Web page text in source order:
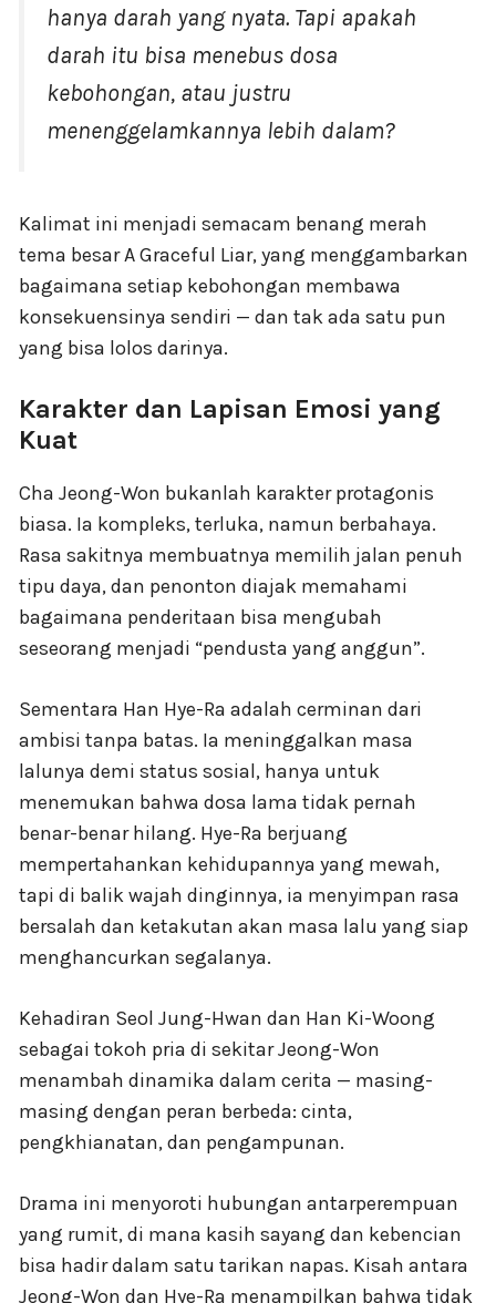
hanya darah yang nyata. Tapi apakah
darah itu bisa menebus dosa
kebohongan, atau justru
menenggelamkannya lebih dalam?
Kalimat ini menjadi semacam benang merah
tema besar A Graceful Liar, yang menggambarkan
bagaimana setiap kebohongan membawa
konsekuensinya sendiri — dan tak ada satu pun
yang bisa lolos darinya.
Karakter dan Lapisan Emosi yang
Kuat
Cha Jeong-Won bukanlah karakter protagonis
biasa. Ia kompleks, terluka, namun berbahaya.
Rasa sakitnya membuatnya memilih jalan penuh
tipu daya, dan penonton diajak memahami
bagaimana penderitaan bisa mengubah
seseorang menjadi “pendusta yang anggun”.
Sementara Han Hye-Ra adalah cerminan dari
ambisi tanpa batas. Ia meninggalkan masa
lalunya demi status sosial, hanya untuk
menemukan bahwa dosa lama tidak pernah
benar-benar hilang. Hye-Ra berjuang
mempertahankan kehidupannya yang mewah,
tapi di balik wajah dinginnya, ia menyimpan rasa
bersalah dan ketakutan akan masa lalu yang siap
menghancurkan segalanya.
Kehadiran Seol Jung-Hwan dan Han Ki-Woong
sebagai tokoh pria di sekitar Jeong-Won
menambah dinamika dalam cerita — masing-
masing dengan peran berbeda: cinta,
pengkhianatan, dan pengampunan.
Drama ini menyoroti hubungan antarperempuan
yang rumit, di mana kasih sayang dan kebencian
bisa hadir dalam satu tarikan napas. Kisah antara
Jeong-Won dan Hye-Ra menampilkan bahwa tidak